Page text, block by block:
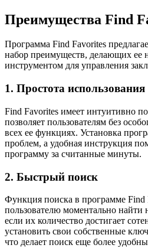
Преимущества Find
Программа Find Favorites
набор преимуществ, делающих ее
инструментом для управления
1. Простота использования
Find Favorites имеет интуитивно
позволяет пользователям без
всех ее функциях. Установка
проблем, а удобная инструкция
программу за считанные минуты.
2. Быстрый поиск
Функция поиска в программе Find
пользователю моментально найти
если их количество достигает
установить свои собственные
что делает поиск еще более